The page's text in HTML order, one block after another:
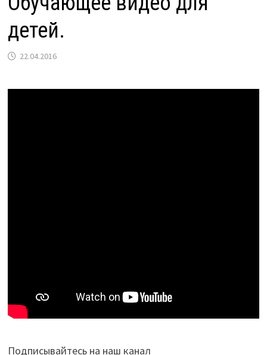
детей.
22.04.2016
Подписывайтесь на наш канал